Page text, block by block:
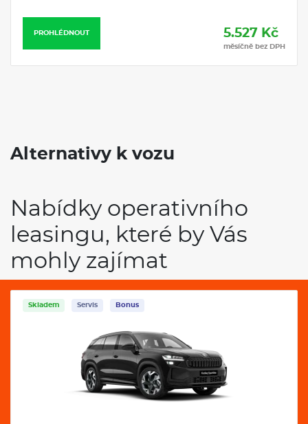
PROHLÉDNOUT 5.527 Kč
měsíčně bez DPH
Alternativy k vozu
Nabídky operativního
leasingu, které by Vás
mohly zajímat
Skladem Servis Bonus